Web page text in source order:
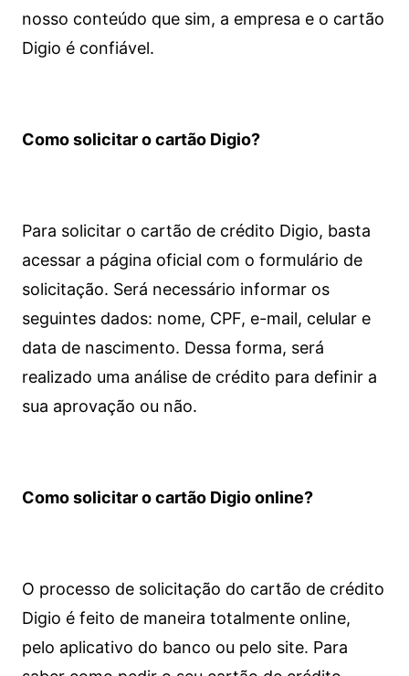
nosso conteúdo que sim, a empresa e o cartão
Digio é confiável.
Como solicitar o cartão Digio?
Para solicitar o cartão de crédito Digio, basta
acessar a página oficial com o formulário de
solicitação. Será necessário informar os
seguintes dados: nome, CPF, e-mail, celular e
data de nascimento. Dessa forma, será
realizado uma análise de crédito para definir a
sua aprovação ou não.
Como solicitar o cartão Digio online?
O processo de solicitação do cartão de crédito
Digio é feito de maneira totalmente online,
pelo aplicativo do banco ou pelo site. Para